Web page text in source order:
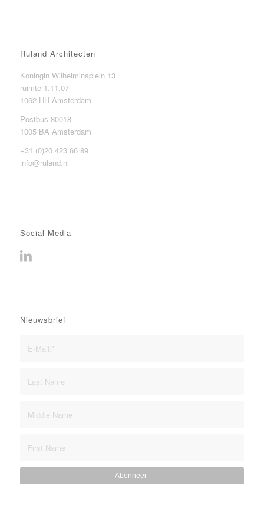
Ruland Architecten
Koningin Wilhelminaplein 13
ruimte 1.11.07
1062 HH Amsterdam
Postbus 80018
1005 BA Amsterdam
+31 (0)20 423 66 89
info@ruland.nl
Social Media
Nieuwsbrief